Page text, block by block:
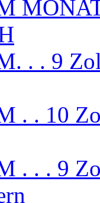
. . 9
. . 10
. . . 9